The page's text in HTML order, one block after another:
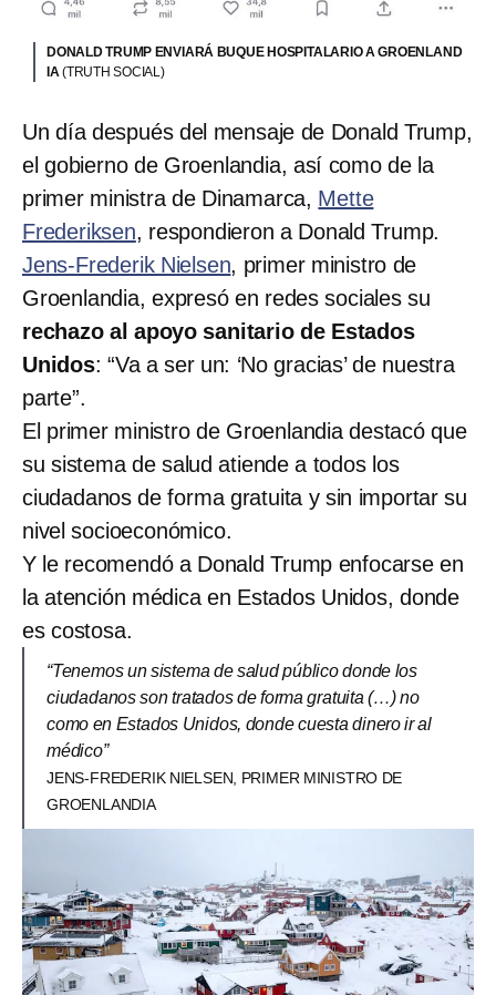
DONALD TRUMP ENVIARÁ BUQUE HOSPITALARIO A GROENLAND
IA(TRUTH SOCIAL)
Un día después del mensaje de Donald Trump,
el gobierno de Groenlandia, así como de la
primer ministra de Dinamarca, Mette
Frederiksen, respondieron a Donald Trump.
Jens-Frederik Nielsen, primer ministro de
Groenlandia, expresó en redes sociales su
rechazo al apoyo sanitario de Estados
Unidos: “Va a ser un: ‘No gracias’ de nuestra
parte”.
El primer ministro de Groenlandia destacó que
su sistema de salud atiende a todos los
ciudadanos de forma gratuita y sin importar su
nivel socioeconómico.
Y le recomendó a Donald Trump enfocarse en
la atención médica en Estados Unidos, donde
es costosa.
“Tenemos un sistema de salud público donde los
ciudadanos son tratados de forma gratuita (…) no
como en Estados Unidos, donde cuesta dinero ir al
médico”
JENS-FREDERIK NIELSEN, PRIMER MINISTRO DE
GROENLANDIA